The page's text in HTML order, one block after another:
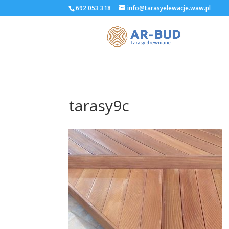
692 053 318 info@tarasyelewacje.waw.pl
tarasy9c